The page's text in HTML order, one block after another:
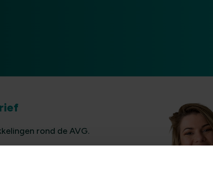
rond de AVG.
aan alle privacy regels.